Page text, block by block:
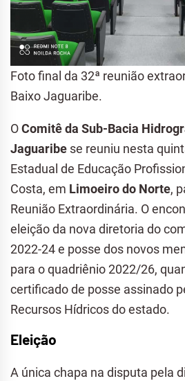
Foto final da 32ª reunião
Baixo Jaguaribe.
OComitê da Sub-Bacia
Jaguaribe se reuniu nesta
Estadual de Educação
Costa, em Limoeiro do Norte,
Reunião Extraordinária. O
eleição da nova diretoria do
2022-24 e posse dos novos
para o quadriênio 2022/26,
certificado de posse assinado
Recursos Hídricos do estado.
Eleição
A única chapa na disputa pela